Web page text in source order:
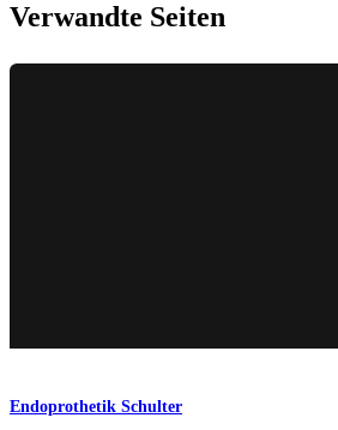
Verwandte Seiten
Endoprothetik Schulter